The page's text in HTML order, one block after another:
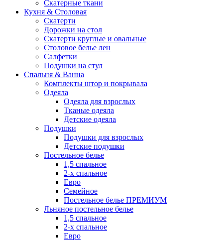
Скатерные ткани
Кухня & Столовая
Скатерти
Дорожки на стол
Скатерти круглые и овальные
Столовое белье лен
Салфетки
Подушки на стул
Спальня & Ванна
Комплекты штор и покрывала
Одеяла
Одеяла для взрослых
Тканые одеяла
Детские одеяла
Подушки
Подушки для взрослых
Детские подушки
Постельное белье
1,5 спальное
2-х спальное
Евро
Семейное
Постельное белье ПРЕМИУМ
Льняное постельное белье
1,5 спальное
2-х спальное
Евро